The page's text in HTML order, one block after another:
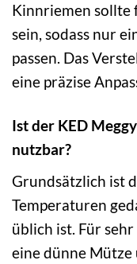
Kinnriemen sollte
sein, sodass nur
passen. Das
eine präzise
Ist der KED
nutzbar?
Grundsätzlich ist
Temperaturen
üblich ist. Für
eine dünne